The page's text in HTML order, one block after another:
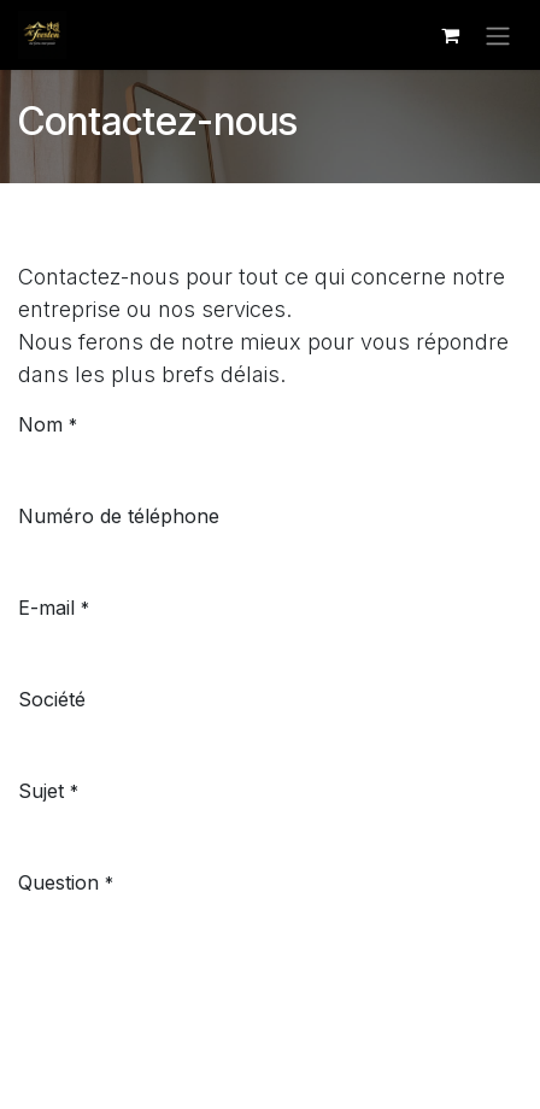
Contactez-nous
Contactez-nous pour tout ce qui concerne notre
entreprise ou nos services.
Nous ferons de notre mieux pour vous répondre
dans les plus brefs délais.
Nom *
Numéro de téléphone
E-mail *
Société
Sujet *
Question *